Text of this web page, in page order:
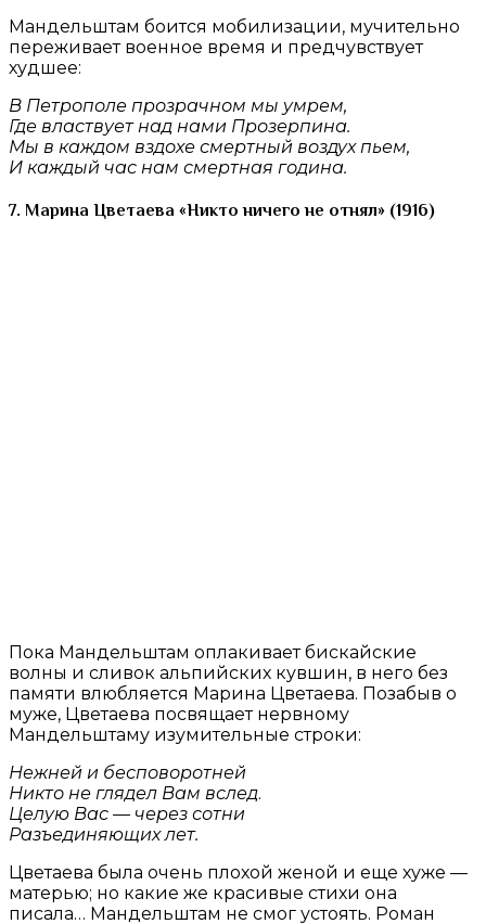
Мандельштам боится мобилизации, мучительно
переживает военное время и предчувствует
худшее:
В Петрополе прозрачном мы умрем,
Где властвует над нами Прозерпина.
Мы в каждом вздохе смертный воздух пьем,
И каждый час нам смертная година.
7. Марина Цветаева «Никто ничего не отнял» (1916)
Пока Мандельштам оплакивает бискайские
волны и сливок альпийских кувшин, в него без
памяти влюбляется Марина Цветаева. Позабыв о
муже, Цветаева посвящает нервному
Мандельштаму изумительные строки:
Нежней и бесповоротней
Никто не глядел Вам вслед.
Целую Вас — через сотни
Разъединяющих лет.
Цветаева была очень плохой женой и еще хуже —
матерью; но какие же красивые стихи она
писала… Мандельштам не смог устоять. Роман